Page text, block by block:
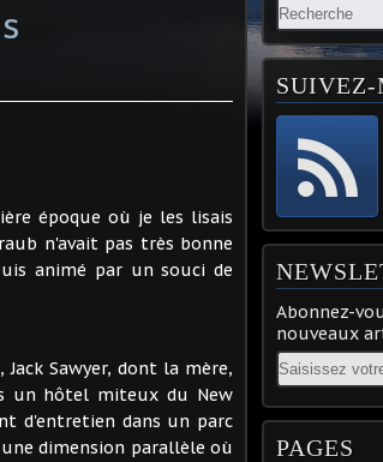
époque où je les lisais
n'avait pas très bonne
animé par un souci de
Sawyer, dont la mère,
un hôtel miteux du New
d'entretien dans un parc
dimension parallèle où
SUIVEZ-
Abonnez-
nouveaux
Email
PAGES